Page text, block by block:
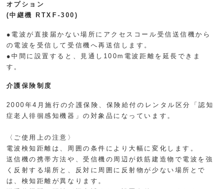
オプション
(中継機 RTXF-300)
●電波が直接届かない場所にアクセスコール受信送信機から
の電波を受信して受信機へ再送信します。
●中間に設置すると、見通し100m電波距離を延長できま
す。
介護保険制度
2000年4月施行の介護保険、保険給付のレンタル区分「認知
症老人徘徊感知機器」の対象品になっています。
〈ご使用上の注意〉
電波検知距離は、周囲の条件により大幅に変化します。
送信機の携帯方法や、受信機の周辺が鉄筋建造物で電波を強
く反射する場所と、反対に周囲に反射物が少ない場所とで
は、検知距離が異なります。